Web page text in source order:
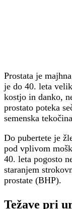
Prostata je
je do 40. leta
kostjo in danko,
prostato poteka
semenska
Do pubertete je
pod vplivom
40. leta pogosto
staranjem
prostate (BHP).
Težave pri